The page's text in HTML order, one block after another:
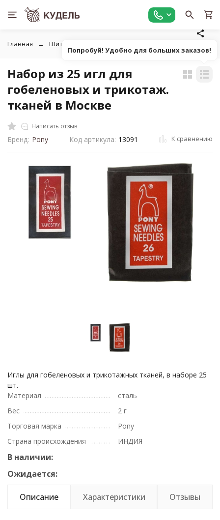
Главная Шитье
Набор из 25 игл для
гобеленовых и трикотаж.
тканей в Москве
Написать отзыв
Бренд: Pony Код артикула: 13091 К сравнению
Иглы для гобеленовых и трикотажных тканей, в наборе 25
шт.
Материал
сталь
Вес
2 г
Торговая марка
Pony
Страна происхождения
ИНДИЯ
В наличии:
Ожидается:
Описание Характеристики Отзывы
Попробуй! Удобно для больших заказов!